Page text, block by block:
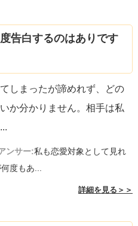
告白するのはありです
しまったが諦めれず、どの
か分かりません。相手は私
...
ンサー:私も恋愛対象として見れ
度もあ...
詳細を見る＞＞